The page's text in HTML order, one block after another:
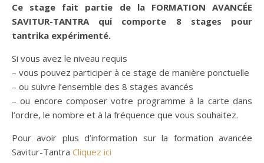
Ce stage fait partie de la FORMATION AVANCÉE
SAVITUR-TANTRA qui comporte 8 stages pour
tantrika expérimenté.
Si vous avez le niveau requis
– vous pouvez participer à ce stage de manière ponctuelle
– ou suivre l’ensemble des 8 stages avancés
– ou encore composer votre programme à la carte dans
l’ordre, le nombre et à la fréquence que vous souhaitez.
Pour avoir plus d’information sur la formation avancée
Savitur-Tantra Cliquez ici